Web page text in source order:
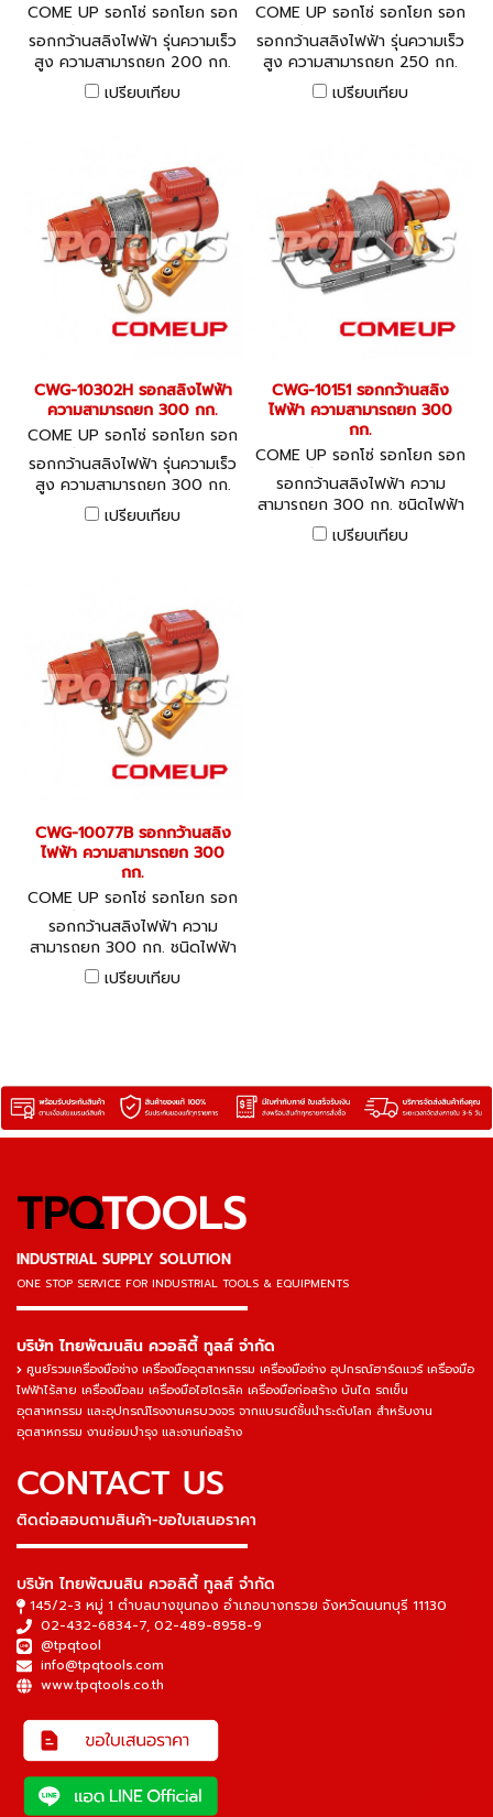
COME UP รอกโซ่ รอกโยก รอก
ถ่วง CWG-10202H
รอกกว้านสลิงไฟฟ้า รุ่นความเร็ว
สูง ความสามารถยก 200 กก.
ชนิดไฟฟ้า 1 เฟส 220V, 50Hz
- COME UP 1-Phase High
เปรียบเทียบ
COME UP รอกโซ่ รอกโยก รอก
ถ่วง CWG-10252H
รอกกว้านสลิงไฟฟ้า รุ่นความเร็ว
สูง ความสามารถยก 250 กก.
ชนิดไฟฟ้า 1 เฟส 220V, 50Hz
- COME UP 1-Phase High
เปรียบเทียบ
CWG-10302H รอกสลิงไฟฟ้า
ความสามารถยก 300 กก.
COME UP รอกโซ่ รอกโยก รอก
ถ่วง CWG-10302H
รอกกว้านสลิงไฟฟ้า รุ่นความเร็ว
สูง ความสามารถยก 300 กก.
ชนิดไฟฟ้า 1 เฟส 220V, 50Hz
- COME UP 1-Phase High
เปรียบเทียบ
CWG-10151 รอกกว้านสลิง
ไฟฟ้า ความสามารถยก 300
กก.
COME UP รอกโซ่ รอกโยก รอก
ถ่วง CWG-10151
รอกกว้านสลิงไฟฟ้า ความ
สามารถยก 300 กก. ชนิดไฟฟ้า
1 เฟส 220V, 50Hz - COME
UP 1-Phase Electric Winch
เปรียบเทียบ
CWG-10077B รอกกว้านสลิง
ไฟฟ้า ความสามารถยก 300
กก.
COME UP รอกโซ่ รอกโยก รอก
ถ่วง CWG-10077B
รอกกว้านสลิงไฟฟ้า ความ
สามารถยก 300 กก. ชนิดไฟฟ้า
1 เฟส 220V, 50Hz - COME
UP 1-Phase Electric Winch
เปรียบเทียบ
TPQTOOLS
INDUSTRIAL SUPPLY SOLUTION
ONE STOP SERVICE FOR INDUSTRIAL TOOLS & EQUIPMENTS
▬▬▬▬▬▬▬▬▬▬▬▬▬▬▬
บริษัท ไทยพัฒนสิน ควอลิตี้ ทูลส์ จำกัด
ศูนย์รวมเครื่องมือช่าง เครื่องมืออุตสาหกรรม เครื่องมือช่าง อุปกรณ์ฮาร์ดแวร์ เครื่องมือ
ไฟฟ้าไร้สาย เครื่องมือลม เครื่องมือไฮโดรลิค เครื่องมือก่อสร้าง บันได รถเข็น
อุตสาหกรรม และอุปกรณ์โรงงานครบวงจร จากแบรนด์ชั้นนำระดับโลก สำหรับงาน
อุตสาหกรรม งานซ่อมบำรุง และงานก่อสร้าง
CONTACT US
ติดต่อสอบถามสินค้า-ขอใบเสนอราคา
▬▬▬▬▬▬▬▬▬▬▬▬▬▬▬
บริษัท ไทยพัฒนสิน ควอลิตี้ ทูลส์ จำกัด
145/2-3 หมู่ 1 ตำบลบางขุนกอง อำเภอบางกรวย จังหวัดนนทบุรี 11130
02-432-6834-7, 02-489-8958-9
@tpqtool
info@tpqtools.com
www.tpqtools.co.th